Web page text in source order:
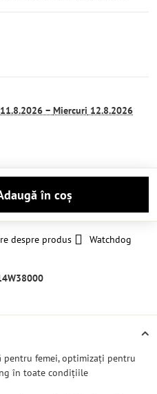
11.8.2026 − Miercuri 12.8.2026
Adaugă în coș
despre produs
Watchdog
femei, optimizați pentru
în toate condițiile